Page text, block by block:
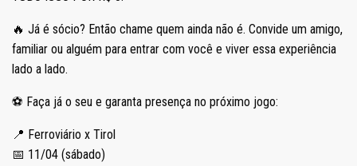
🔥 Já é sócio? Então chame quem ainda não é. Convide um amigo,
familiar ou alguém para entrar com você e viver essa experiência
lado a lado.
⚽ Faça já o seu e garanta presença no próximo jogo:
📍 Ferroviário x Tirol
📅 11/04 (sábado)